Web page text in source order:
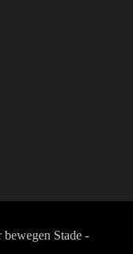
Stade -